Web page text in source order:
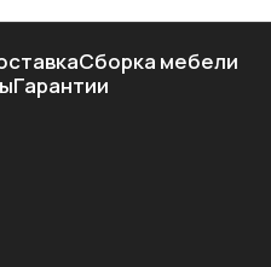
Сборка мебели
Гарантии